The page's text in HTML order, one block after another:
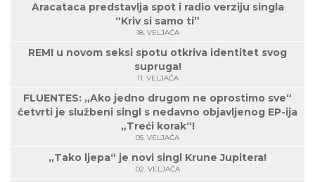
Aracataca predstavlja spot i radio verziju singla
“Kriv si samo ti”
18. VELJAČA
REMI u novom seksi spotu otkriva identitet svog
supruga!
11. VELJAČA
FLUENTES: „Ako jedno drugom ne oprostimo sve“
četvrti je službeni singl s nedavno objavljenog EP-ija
„Treći korak“!
05. VELJAČA
„Tako ljepa“ je novi singl Krune Jupitera!
02. VELJAČA